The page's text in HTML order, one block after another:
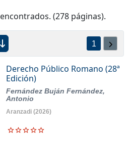
encontrados. (278 páginas).
1
Derecho Público Romano (28ª
Edición)
Fernández Buján Fernández,
Antonio
Aranzadi(2026)